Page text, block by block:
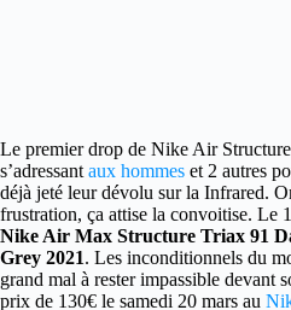
Le premier drop de Nike Air
s’adressant aux hommes et 2 autres
déjà jeté leur dévolu sur la Infrared.
frustration, ça attise la convoitise. Le
Nike Air Max Structure Triax 91
Grey 2021. Les inconditionnels du
grand mal à rester impassible devant
prix de 130€ le samedi 20 mars au